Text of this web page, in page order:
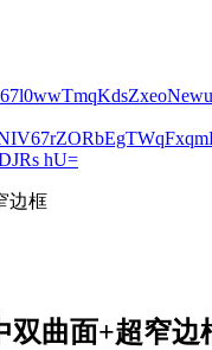
hU=
边框
双曲面+超窄边